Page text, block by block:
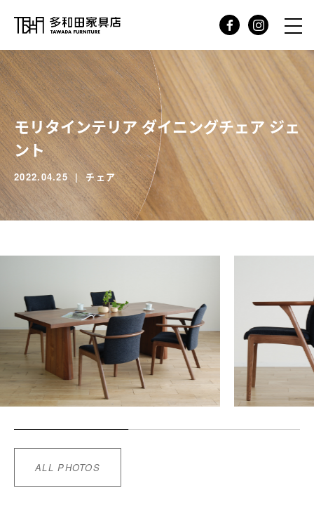
モリタインテリア ダイニングチェア ジェ
ント
2022.04.25 チェア
ALL PHOTOS